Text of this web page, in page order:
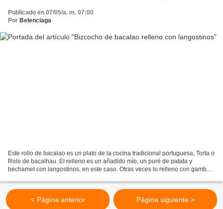
Publicado en 07/05/a. m. 07:00
Por Belenciaga
Este rollo de bacalao es un plato de la cocina tradicional portuguesa, Torta o
Rolo de bacalhau. El relleno es un añadido mío, un puré de patata y
bechamel con langostinos, en este caso. Otras veces lo relleno con gambas
< Página anterior Página siguiente >